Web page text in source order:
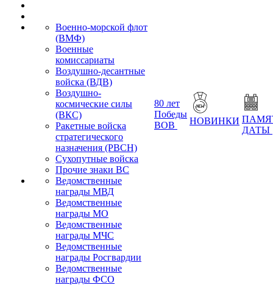
Военно-морской флот
(ВМФ)
Военные
комиссариаты
Воздушно-десантные
войска (ВДВ)
Воздушно-
космические силы
(ВКС)
Ракетные войска
стратегического
назначения (РВСН)
Сухопутные войска
Прочие знаки ВС
Ведомственные
награды МВД
Ведомственные
награды МО
Ведомственные
награды МЧС
Ведомственные
награды Росгвардии
Ведомственные
награды ФСО
80 лет
Победы
ВОВ
НОВИНКИ
ДАТЫ